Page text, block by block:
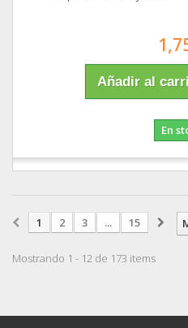
Añadir al
En
1 2 3 ... 15
Mostrando 1 - 12 de 173 items